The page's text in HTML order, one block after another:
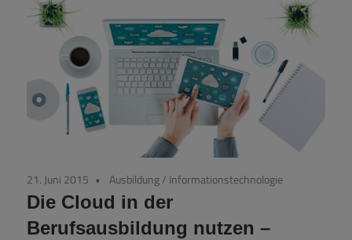
21. Juni 2015 Ausbildung/ Informationstechnologie
Die Cloud in der
Berufsausbildung nutzen –